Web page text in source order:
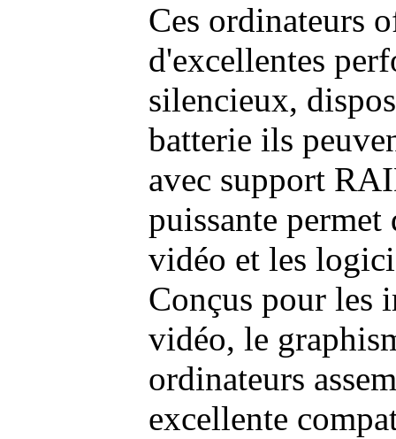
Ces ordinateurs
d'excellentes
silencieux,
batterie ils
avec support
puissante permet
vidéo et les
Conçus pour les
vidéo, le
ordinateurs
excellente